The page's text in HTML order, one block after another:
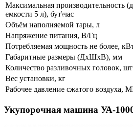
Максимальная производительность
емкости 5 л), бут\час
Объём наполняемой тары, л
Напряжение питания, В/Гц
Потребляемая мощность не более,
Габаритные размеры (ДхШхВ), мм
Количество разливочных головок, шт
Вес установки, кг
Рабочее давление сжатого воздуха,
Укупорочная машина УА-